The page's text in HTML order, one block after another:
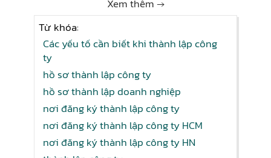
Xem thêm →
Từ khóa:
Các yếu tố cần biết khi thành lập công
ty
hồ sơ thành lập công ty
hồ sơ thành lập doanh nghiệp
nơi đăng ký thành lập công ty
nơi đăng ký thành lập công ty HCM
nơi đăng ký thành lập công ty HN